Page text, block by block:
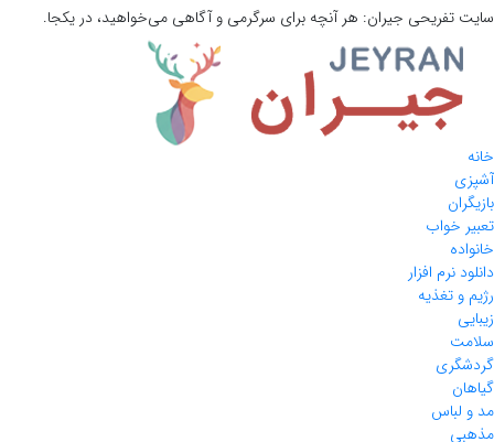
سایت تفریحی جیران: هر آنچه برای سرگرمی و آگاهی می‌خواهید، در یکجا.
خانه
آشپزی
بازیگران
تعبیر خواب
خانواده
دانلود نرم افزار
رژیم و تغذیه
زیبایی
سلامت
گردشگری
گیاهان
مد و لباس
مذهبی